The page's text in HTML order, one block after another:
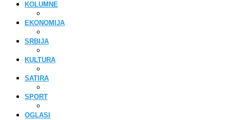
KOLUMNE
EKONOMIJA
SRBIJA
KULTURA
SATIRA
SPORT
OGLASI